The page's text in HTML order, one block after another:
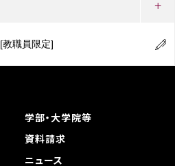
[教職員限定]
学部・大学院等
資料請求
ニュース